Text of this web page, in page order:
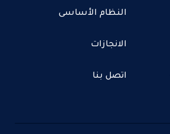
النظام الأساسى
الانجازات
اتصل بنا